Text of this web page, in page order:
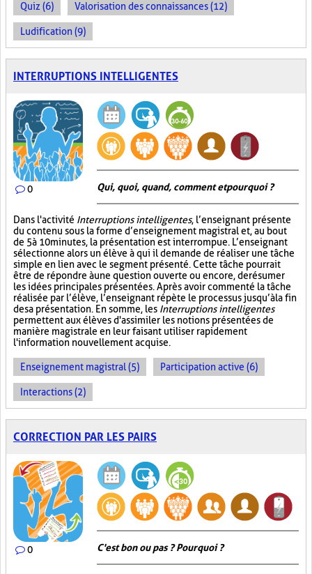
Quiz (6) Valorisation des connaissances (12)
Ludification (9)
INTERRUPTIONS INTELLIGENTES
0 Qui, quoi, quand, comment et pourquoi ?
Dans l'activité Interruptions intelligentes, l’enseignant présente
du contenu sous la forme d’enseignement magistral et, au bout
de 5 à 10 minutes, la présentation est interrompue. L’enseignant
sélectionne alors un élève à qui il demande de réaliser une tâche
simple en lien avec le segment présenté. Cette tâche pourrait
être de répondre à une question ouverte ou encore, de résumer
les idées principales présentées. Après avoir commenté la tâche
réalisée par l’élève, l’enseignant répète le processus jusqu’à la fin
de sa présentation. En somme, les Interruptions intelligentes
permettent aux élèves d'assimiler les notions présentées de
manière magistrale en leur faisant utiliser rapidement
l'information nouvellement acquise.
Enseignement magistral (5) Participation active (6)
Interactions (2)
CORRECTION PAR LES PAIRS
0 C'est bon ou pas ? Pourquoi ?